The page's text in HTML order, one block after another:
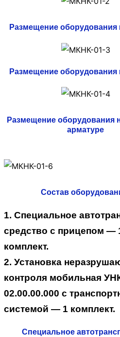
Размещение оборудования
Размещение оборудования
Размещение оборудования
арматуре
Состав
1. Специальное
средство с прицепом —
комплект.
2. Установка
контроля мобильная
02.00.00.000 с
системой — 1 комплект.
Специальное